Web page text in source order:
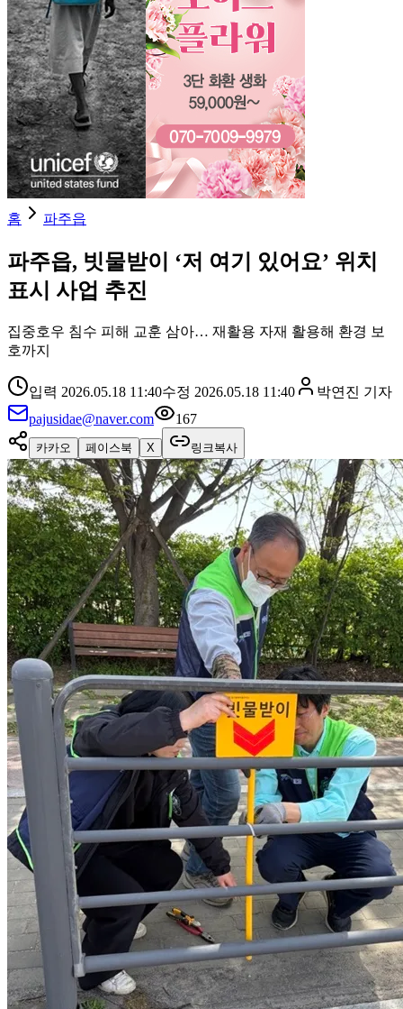
홈 파주읍
파주읍, 빗물받이 ‘저 여기 있어요’ 위치
표시 사업 추진
집중호우 침수 피해 교훈 삼아… 재활용 자재 활용해 환경 보
호까지
입력 2026.05.18 11:40수정 2026.05.18 11:40 박연진 기자
pajusidae@naver.com
167
카카오 페이스북 X 링크복사